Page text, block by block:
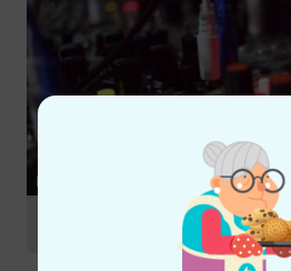
PORADNIKI
Eurorack – Modular